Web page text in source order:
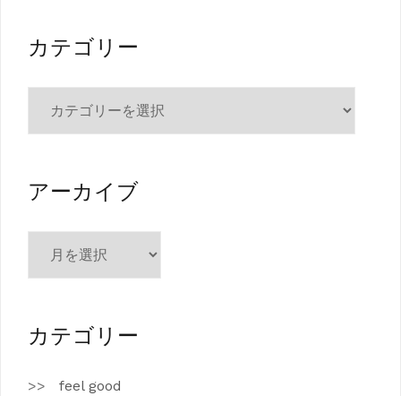
カテゴリー
ゴ
ー
アーカイブ
カ
ブ
カテゴリー
feel good